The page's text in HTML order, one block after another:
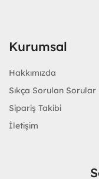
Kurumsal
Hakkımızda
Sıkça Sorulan Sorular
Sipariş Takibi
İletişim